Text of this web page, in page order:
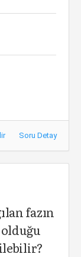
Soru Detay
fazın
olduğu